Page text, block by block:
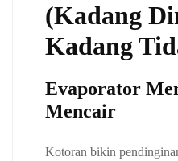
(Kadang
Kadang
Evaporator
Mencair
Kotoran bikin